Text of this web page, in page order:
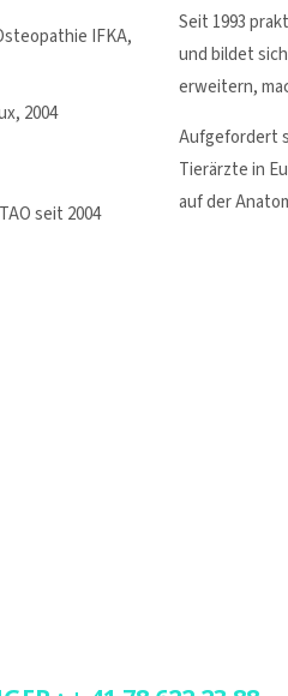
IFKA,
2004
seit 2004
Seit 1993
und bildet
erweitern,
Aufgefordert
Tierärzte in
auf der